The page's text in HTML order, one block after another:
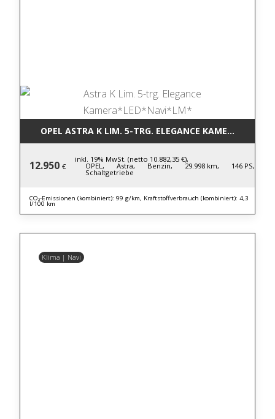
OPEL ASTRA K LIM. 5-TRG. ELEGANCE
12.950 €
inkl. 19% MwSt. (netto 10.882,35 €),
OPEL, Astra, Benzin, 29.998 km, 146 PS,
Schaltgetriebe
CO₂-Emissionen (kombiniert): 99 g/km, Kraftstoffverbrauch (kombiniert): 4,3
l/100 km
Klima | Navi